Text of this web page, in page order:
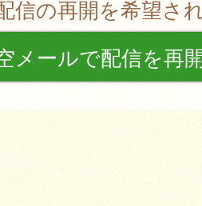
信の再開を希望さ
メールで配信を再